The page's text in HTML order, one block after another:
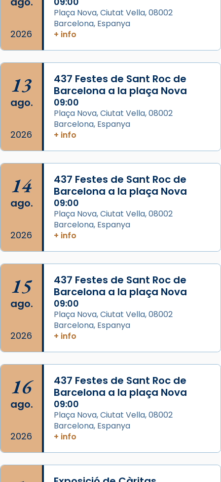
Aquest dilluns, 27 de juliol, ha tingut lloc la
missa d’acció de gràcies en agraïment al
comitè organitzador de la visita apostòlica
col·laboradors, a la Catedral de Barcelona.
L’arquebisbe de Barcelona, el cardenal Joan
Josep Omella, ha presidit la missa i l’ha
concelebrat el bisbe auxiliar de Barcelona,
Mons. David Abadías.
📸 Dr. G. Simón
Arquebisbat de Barcelona
2 weeks ago
Memòria de les santes Juliana i
Semproniana, verges i màrtirs.
Acompanyant la història de sant Cugat, a
partir de l’Edat Mitjana sorgeix la tradició
que les santes Juliana (“relatiu a Júlia”) i
Semproniana (“relatiu a Semprònia =
eterna”) són deixebles seves. I l’any 1667, el
frare Joan Gaspar Roig, afirma en una obra
que les santes són filles de l’antiga Iluro.
Mataró en reivindicarà les relíq
...
2026
Plaça Nova, Ciutat Vella, 08002
Barcelona, Espanya
+ info
13
ago.
2026
437 Festes de Sant Roc de
Barcelona a la plaça Nova
09:00
Plaça Nova, Ciutat Vella, 08002
Barcelona, Espanya
+ info
14
ago.
2026
437 Festes de Sant Roc de
Barcelona a la plaça Nova
09:00
Plaça Nova, Ciutat Vella, 08002
Barcelona, Espanya
+ info
15
ago.
2026
437 Festes de Sant Roc de
Barcelona a la plaça Nova
09:00
Plaça Nova, Ciutat Vella, 08002
Barcelona, Espanya
+ info
16
ago.
2026
437 Festes de Sant Roc de
Barcelona a la plaça Nova
09:00
Plaça Nova, Ciutat Vella, 08002
Barcelona, Espanya
+ info